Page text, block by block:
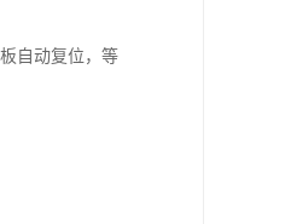
自动复位，等